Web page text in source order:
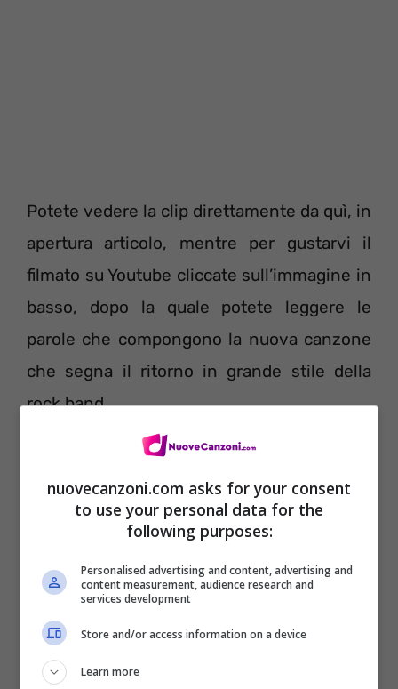
Potete vedere la clip direttamente da quì, in
apertura articolo, mentre per gustarvi il
filmato su Youtube cliccate sull’immagine in
basso, dopo la quale potete leggere le
parole che compongono la nuova canzone
che segna il ritorno in grande stile della
rock band.
nuovecanzoni.com asks for your consent
to use your personal data for the
following purposes:
Personalised advertising and content, advertising and
content measurement, audience research and
services development
Store and/or access information on a device
Learn more